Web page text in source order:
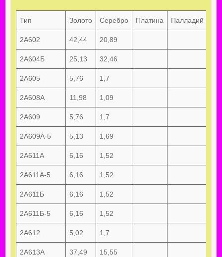
Тип Золото Серебро Платина Палладий
2А602 42,44 20,89
2А604Б 25,13 32,46
2А605 5,76 1,7
2А608А 11,98 1,09
2А609 5,76 1,7
2А609А-5 5,13 1,69
2А611А 6,16 1,52
2А611А-5 6,16 1,52
2А611Б 6,16 1,52
2А611Б-5 6,16 1,52
2А612 5,02 1,7
2А613А 37,49 15,55